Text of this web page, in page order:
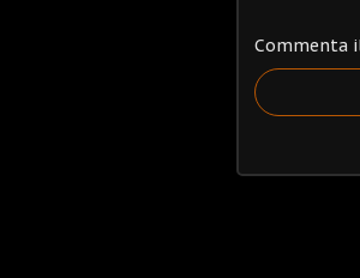
Commenta